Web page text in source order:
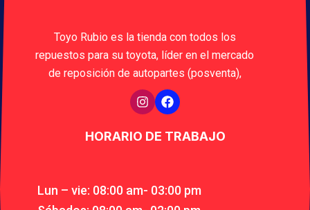
Toyo Rubio es la tienda con todos los
repuestos para su toyota, líder en el mercado
de reposición de autopartes (posventa),
HORARIO DE TRABAJO
Lun – vie: 08:00 am- 03:00 pm